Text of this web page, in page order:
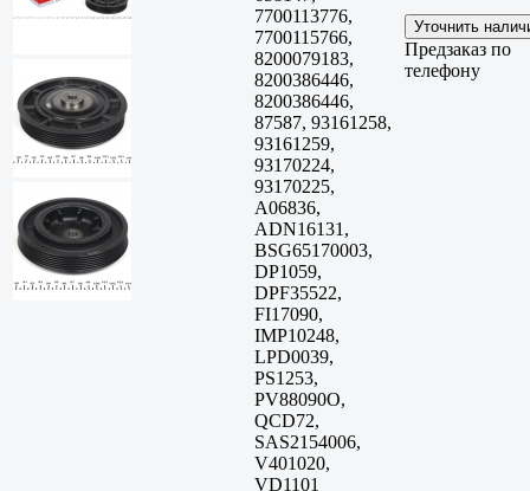
7700113776,
7700115766,
8200079183,
8200386446,
8200386446,
87587, 93161258,
93161259,
93170224,
93170225,
A06836,
ADN16131,
BSG65170003,
DP1059,
DPF35522,
FI17090,
IMP10248,
LPD0039,
PS1253,
PV88090O,
QCD72,
SAS2154006,
V401020,
VD1101
Предзаказ по
телефону